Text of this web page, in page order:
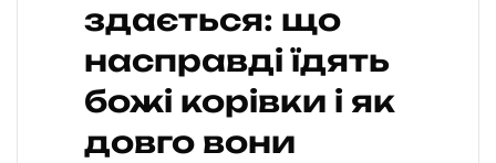
здається: що
насправді їдять
божі корівки і як
довго вони